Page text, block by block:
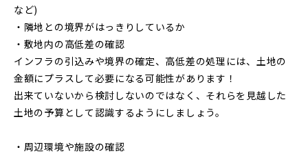
など)
・隣地との境界がはっきりしているか
・敷地内の高低差の確認
インフラの引込みや境界の確定、高低差の処理には、土地の
金額にプラスして必要になる可能性があります！
出来ていないから検討しないのではなく、それらを見越した
土地の予算として認識するようにしましょう。
・周辺環境や施設の確認